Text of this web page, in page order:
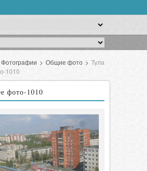
Фотографии > Общие фото > Тула
1010
фото-1010